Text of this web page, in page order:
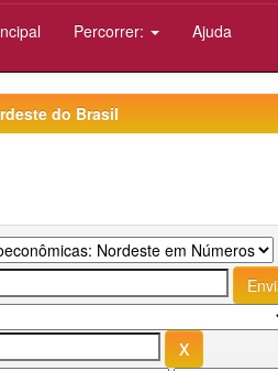
Percorrer: Ajuda
do Brasil